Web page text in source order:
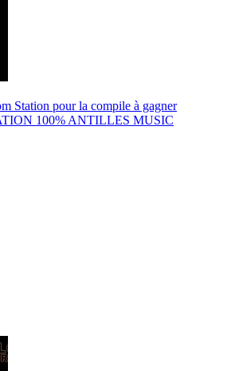
Station pour la compile à gagner
100% ANTILLES MUSIC